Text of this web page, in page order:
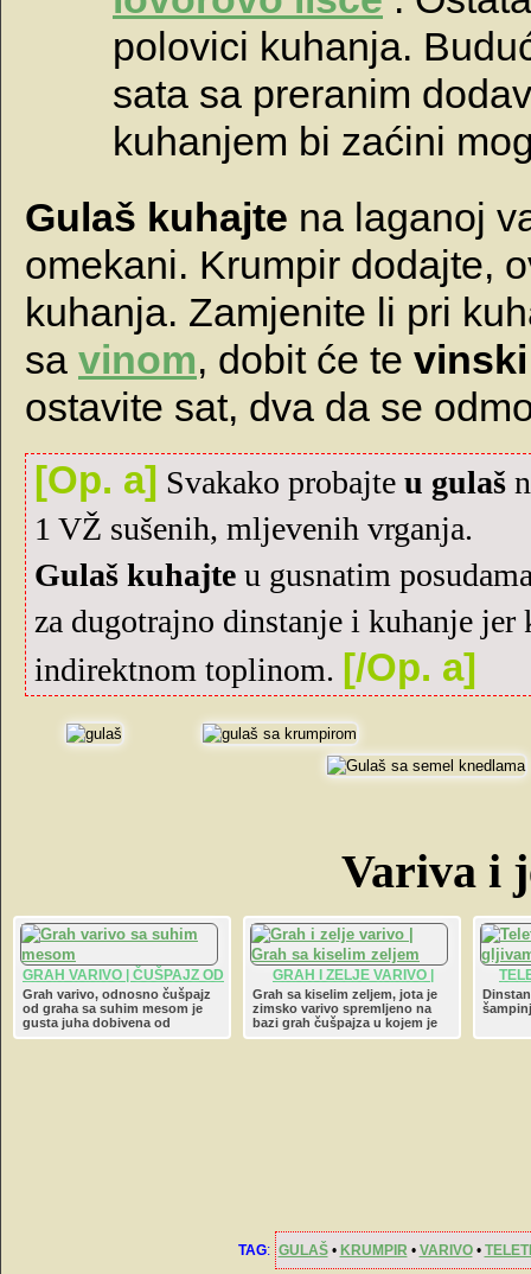
polovici kuhanja.
sata sa preranim
kuhanjem bi zaćini
Gulaš kuhajte na laganoj
omekani. Krumpir dodajte,
kuhanja. Zamjenite li pri
sa vinom, dobit će te
ostavite sat, dva da se
[Op. a] Svakako probajte u gulaš
1 VŽ sušenih, mljevenih vrganja.
Gulaš kuhajte u gusnatim
za dugotrajno dinstanje i kuhanje jer
indirektnom toplinom. [/Op. a]
Variva i
GRAH VARIVO | ČUŠPAJZ OD
GRAHA SA SUHIM MESOM
Grah varivo, odnosno čušpajz
od graha sa suhim mesom je
gusta juha dobivena od
mesnog temeljca,dinstanog
GRAH I ZELJE VARIVO |
GRAH SA KISELIM ZELJEM |
JOTA
Grah sa kiselim zeljem, jota je
zimsko varivo spremljeno na
bazi grah čušpajza u kojem je
zakuhano kiselo zelje narezano
TAG: GULAŠ• KRUMPIR • VARIVO•